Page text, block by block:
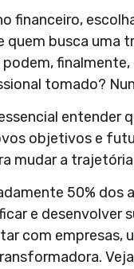
financeiro,
quem busca uma
tomado?
entender
objetivos e
mudar a
50% dos
e desenvolver
com empresas,